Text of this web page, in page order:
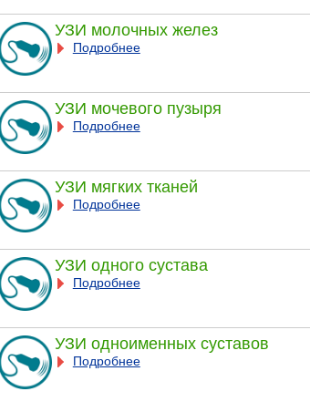
УЗИ молочных желез
Подробнее
УЗИ мочевого пузыря
Подробнее
УЗИ мягких тканей
Подробнее
УЗИ одного сустава
Подробнее
УЗИ одноименных суставов
Подробнее